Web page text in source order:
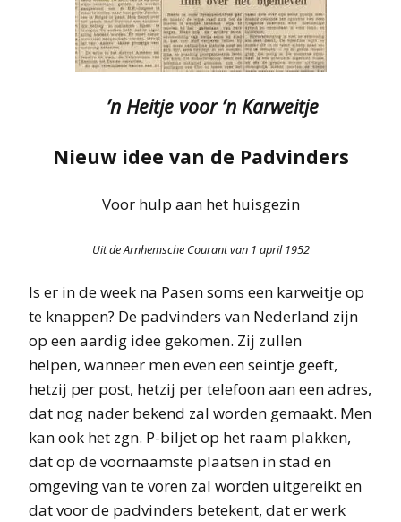
’n Heitje voor ’n Karweitje
Nieuw idee van de Padvinders
Voor hulp aan het huisgezin
Uit de Arnhemsche Courant van 1 april 1952
Is er in de week na Pasen soms een karweitje op
te knappen? De padvinders van Nederland zijn
op een aardig idee gekomen. Zij zullen
helpen, wanneer men even een seintje geeft,
hetzij per post, hetzij per telefoon aan een adres,
dat nog nader bekend zal worden gemaakt. Men
kan ook het zgn. P-biljet op het raam plakken,
dat op de voornaamste plaatsen in stad en
omgeving van te voren zal worden uitgereikt en
dat voor de padvinders betekent, dat er werk